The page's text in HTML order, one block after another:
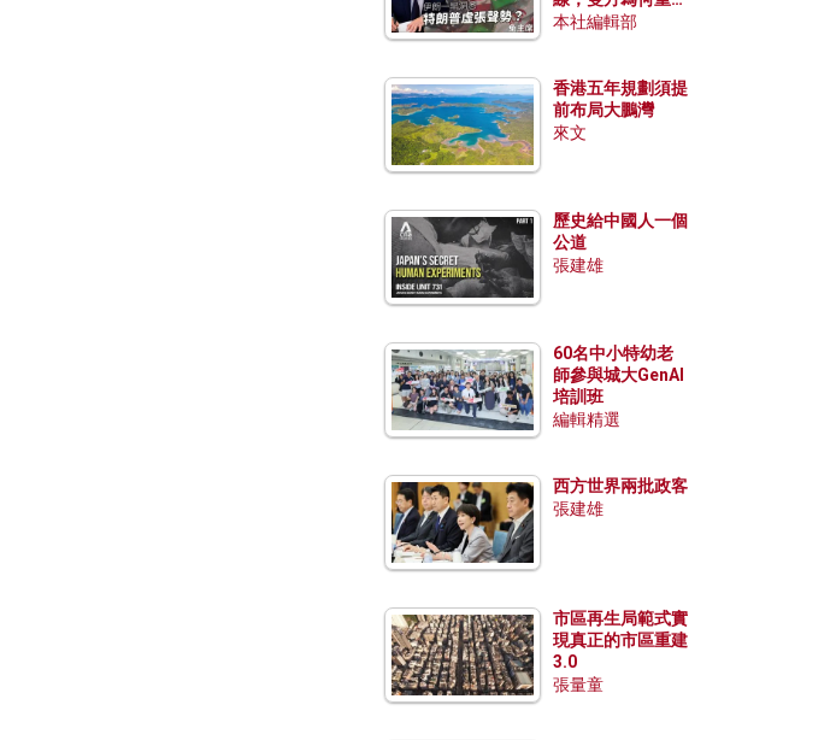
戰爭？伊朗一早洞
本社編輯部
香港五年規劃須提
前布局大鵬灣
來文
歷史給中國人一個
公道
張建雄
60名中小特幼老
師參與城大GenAI
培訓班
編輯精選
西方世界兩批政客
張建雄
市區再生局範式實
現真正的市區重建
3.0
張量童